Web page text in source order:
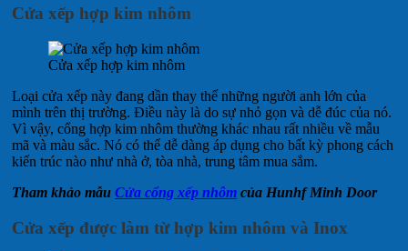
Cửa xếp hợp kim nhôm
Cửa xếp hợp kim nhôm
Loại cửa xếp này đang dần thay thế những người anh lớn của
mình trên thị trường. Điều này là do sự nhỏ gọn và dễ đúc của nó.
Vì vậy, cổng hợp kim nhôm thường khác nhau rất nhiều về mẫu
mã và màu sắc. Nó có thể dễ dàng áp dụng cho bất kỳ phong cách
kiến ​​trúc nào như nhà ở, tòa nhà, trung tâm mua sắm.
Tham khảo mẫu Cửa cổng xếp nhôm của Hunhf Minh Door
Cửa xếp được làm từ hợp kim nhôm và Inox